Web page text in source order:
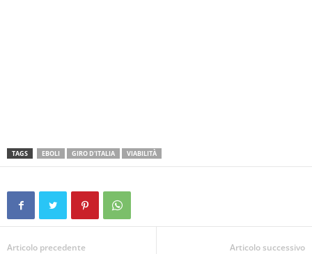
TAGS EBOLI GIRO D'ITALIA VIABILITÀ
Articolo precedente Articolo successivo